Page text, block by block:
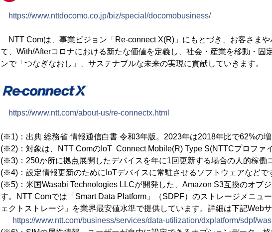
https://www.nttdocomo.co.jp/biz/special/docomobusiness/
NTT Comは、事業ビジョン「Re-connect X(R)」にもとづき、お客さまや
て、With/Afterコロナにおける新たな価値を定義し、社会・産業を移動・固
ンで「つなぎなおし」、サステナブルな未来の実現に貢献していきます。
https://www.ntt.com/about-us/re-connectx.html
(※1)：出典 総務省 情報通信白書 令和3年版。2023年は2018年比で62%の増
(※2)：対象は、NTT ComのIoT Connect Mobile(R) Type S(NTTCプロファイ
(※3)：250か所に拠点展開したデバイスを年に1回更新する場合の人的稼働
(※4)：設定情報更新のためにIoTデバイスに常駐させるソフトウェアなどで
(※5)：米国Wasabi Technologies LLCが開発した、Amazon S3互換のオブ
す。NTT Comでは「Smart Data Platform」（SDPF）のストレージメニュ
ェクトストレージ」を業界最安値水準で提供しています。詳細は下記Web
https://www.ntt.com/business/services/data-utilization/dxplatform/sdpf/